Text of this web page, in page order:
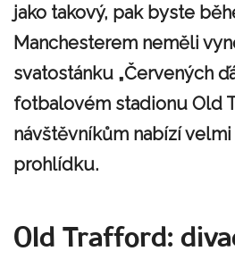
jako takový, pak byste
Manchesterem neměli
svatostánku „Červených
fotbalovém stadionu Old
návštěvníkům nabízí
prohlídku.
Old Trafford: